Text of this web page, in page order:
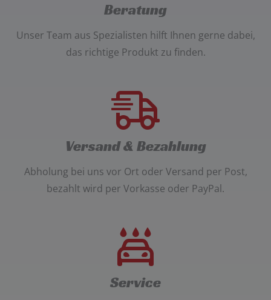
Beratung
Unser Team aus Spezialisten hilft Ihnen gerne dabei,
das richtige Produkt zu finden.
Versand & Bezahlung
Abholung bei uns vor Ort oder Versand per Post,
bezahlt wird per Vorkasse oder PayPal.
Service